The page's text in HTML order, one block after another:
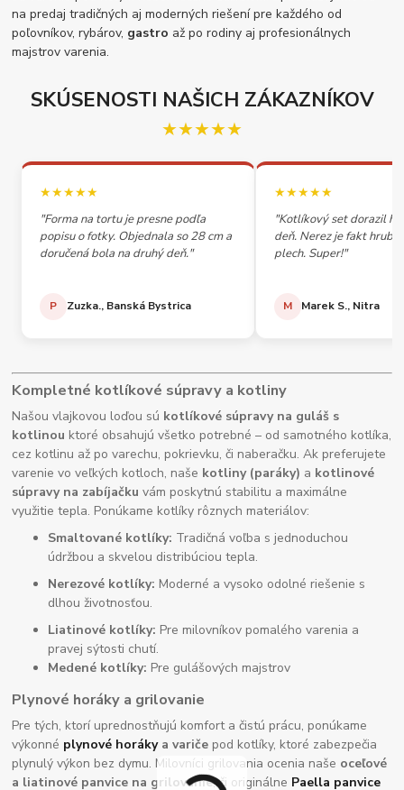
na predaj tradičných aj moderných riešení pre každého od
poľovníkov, rybárov, gastro až po rodiny aj profesionálnych
majstrov varenia.
SKÚSENOSTI NAŠICH ZÁKAZNÍKOV
★★★★★
★★★★★
"Forma na tortu je presne podľa
popisu o fotky. Objednala so 28 cm a
doručená bola na druhý deň."
P Zuzka., Banská Bystrica
★★★★★
"Kotlíkový set dorazil
deň. Nerez je fakt
plech. Super!"
M Marek S., Nitra
Kompletné kotlíkové súpravy a kotliny
Našou vlajkovou loďou sú kotlíkové súpravy na guláš s
kotlinou ktoré obsahujú všetko potrebné – od samotného kotlíka,
cez kotlinu až po varechu, pokrievku, či naberačku. Ak preferujete
varenie vo veľkých kotloch, naše kotliny (paráky) a kotlinové
súpravy na zabíjačku vám poskytnú stabilitu a maximálne
využitie tepla. Ponúkame kotlíky rôznych materiálov:
Smaltované kotlíky: Tradičná voľba s jednoduchou
údržbou a skvelou distribúciou tepla.
Nerezové kotlíky: Moderné a vysoko odolné riešenie s
dlhou životnosťou.
Liatinové kotlíky: Pre milovníkov pomalého varenia a
pravej sýtosti chutí.
Medené kotlíky: Pre gulášových majstrov
Plynové horáky a grilovanie
Pre tých, ktorí uprednostňujú komfort a čistú prácu, ponúkame
výkonné plynové horákya variče pod kotlíky, ktoré zabezpečia
plynulý výkon bez dymu. Milovníci grilovania ocenia naše oceľové
a liatinové panvice na grilovanie, či originálne Paella panvice